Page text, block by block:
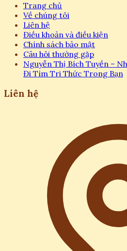
Trang chủ
Về chúng tôi
Liên hệ
Điều khoản và điều kiện
Chính sách bảo mật
Câu hỏi thường gặp
Nguyễn Thị Bích Tuyền –
Đi Tìm Tri Thức Trong Bạn
Liên hệ